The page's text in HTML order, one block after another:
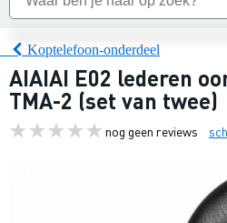
Koptelefoon-onderdeel
AIAIAI E02 lederen
TMA-2 (set van twee)
nog geen reviews